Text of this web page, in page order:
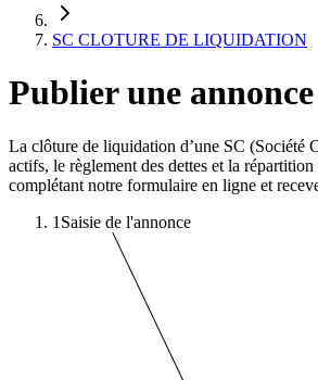
SC CLOTURE DE LIQUIDATION
Publier une
La clôture de liquidation d’une SC (Société
actifs, le règlement des dettes et la
complétant notre formulaire en ligne et
1 Saisie de l'annonce